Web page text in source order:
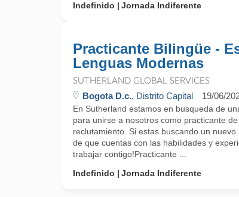
Indefinido
Jornada Indiferente
Practicante Bilingüe -
Lenguas Modernas
SUTHERLAND GLOBAL SERVICES
Bogota D.c., Distrito Capital 19/06/
En Sutherland estamos en busqueda de
para unirse a nosotros como practicante
reclutamiento. Si estas buscando un
de que cuentas con las habilidades y
trabajar contigo!Practicante ...
Indefinido
Jornada Indiferente